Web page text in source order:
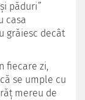
păduri”
casa
grăiesc decât
fiecare zi,
se umple cu
mereu de